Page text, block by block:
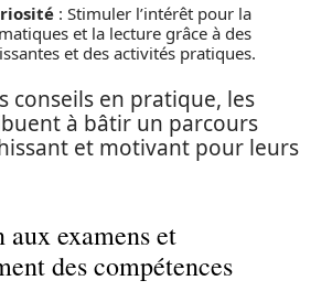
: Stimuler l’intérêt pour la
et la lecture grâce à des
et des activités pratiques.
conseils en pratique, les
à bâtir un parcours
et motivant pour leurs
aux examens et
des compétences